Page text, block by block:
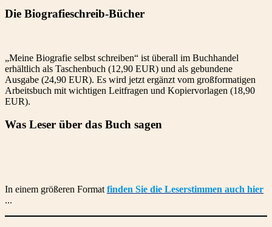
Die Biografieschreib-Bücher
„Meine Biografie selbst schreiben“ ist überall im Buchhandel
erhältlich als Taschenbuch (12,90 EUR) und als gebundene
Ausgabe (24,90 EUR). Es wird jetzt ergänzt vom großformatigen
Arbeitsbuch mit wichtigen Leitfragen und Kopiervorlagen (18,90
EUR).
Was Leser über das Buch sagen
In einem größeren Format finden Sie die Leserstimmen auch hier
...